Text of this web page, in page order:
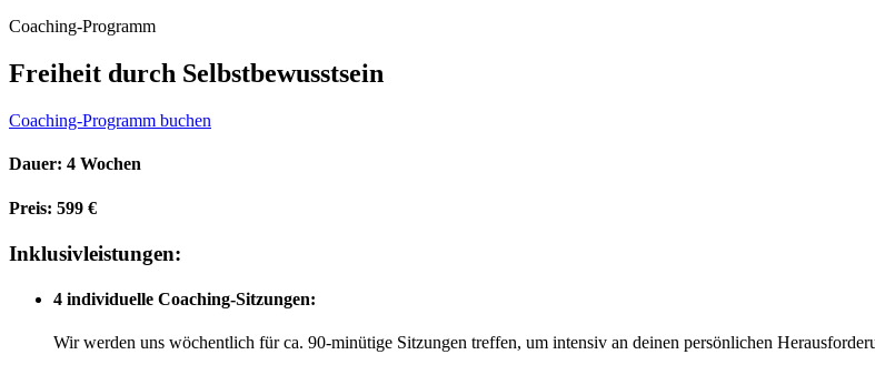
Coaching-Programm
Freiheit durch Selbstbewusstsein
Coaching-Programm buchen
Dauer: 4 Wochen
Preis: 599 €
Inklusivleistungen:
4 individuelle Coaching-Sitzungen:
Wir werden uns wöchentlich für ca. 90-minütige Sitzungen treffen, um intensiv an deinen persönlichen